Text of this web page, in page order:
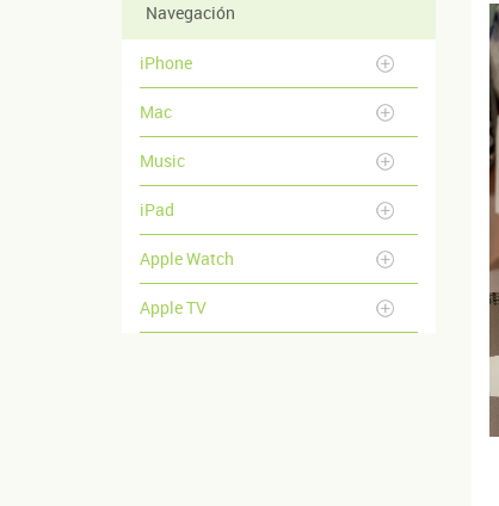
Navegación
iPhone
Mac
Music
iPad
Apple Watch
Apple TV